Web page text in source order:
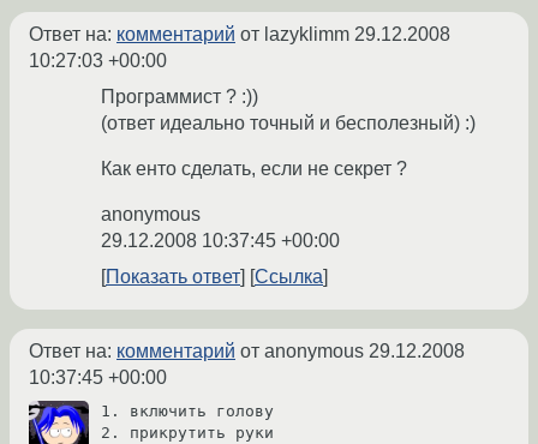
Ответ на: комментарий от lazyklimm 29.12.2008
10:27:03 +00:00
Программист ? :))
(ответ идеально точный и бесполезный) :)
Как енто сделать, если не секрет ?
anonymous
29.12.2008 10:37:45 +00:00
Показать ответ
Ссылка
Ответ на: комментарий от anonymous 29.12.2008
10:37:45 +00:00
1. включить голову
2. прикрутить руки